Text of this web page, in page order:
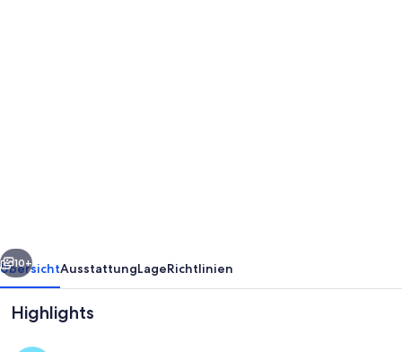
Weiter
10+
ÜbersichtAusstattungLageRichtlinien
Highlights